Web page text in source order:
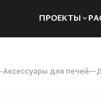
ПРОЕКТЫ
Аксессуары для печей